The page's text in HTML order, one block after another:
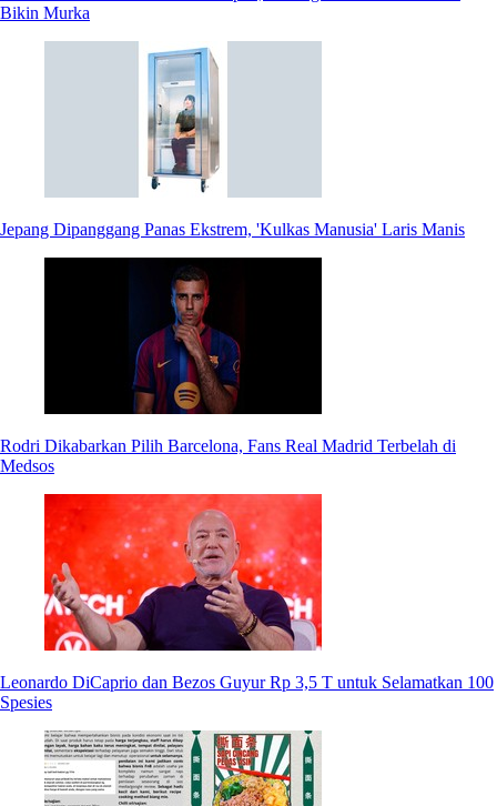
Bikin Murka
Jepang Dipanggang Panas Ekstrem, 'Kulkas Manusia' Laris Manis
Rodri Dikabarkan Pilih Barcelona, Fans Real Madrid Terbelah di
Medsos
Leonardo DiCaprio dan Bezos Guyur Rp 3,5 T untuk Selamatkan 100
Spesies